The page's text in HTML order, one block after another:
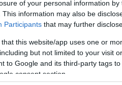
of your personal information
This information may also be
Participants that may further
that this website/app uses one or
but not limited to your visit
to Google and its third-party tags
consent section.
AiAdhubMedia · 6 Apr 2025